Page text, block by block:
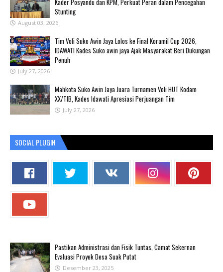
Stunting
August 03, 2026
Tim Voli Suko Awin Jaya Lolos ke Final Koramil Cup 2026,
IDAWATI Kades Suko awin jaya Ajak Masyarakat Beri Dukungan
Penuh
July 27, 2026
Mahkota Suko Awin Jaya Juara Turnamen Voli HUT Kodam
XX/TIB, Kades Idawati Apresiasi Perjuangan Tim
July 27, 2026
SOCIAL PLUGIN
Pastikan Administrasi dan Fisik Tuntas, Camat Sekernan
Evaluasi Proyek Desa Suak Putat
Desember 23, 2025